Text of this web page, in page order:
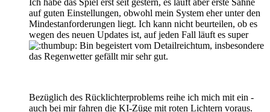
Ich habe das Spiel erst seit gestern, es läuft aber erste Sahne
auf guten Einstellungen, obwohl mein System eher unter den
Mindestanforderungen liegt. Ich kann nicht beurteilen, ob es
wegen des neuen Updates ist, auf jeden Fall läuft es super
Bin begeistert vom Detailreichtum, insbesondere
das Regenwetter gefällt mir sehr gut.
Bezüglich des Rücklichterproblems reihe ich mich mit ein -
auch bei mir fahren die KI-Züge mit roten Lichtern voraus.